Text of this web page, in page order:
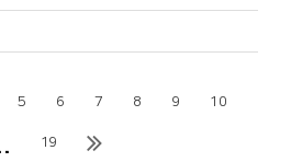
5 6 7 8 9 10
19